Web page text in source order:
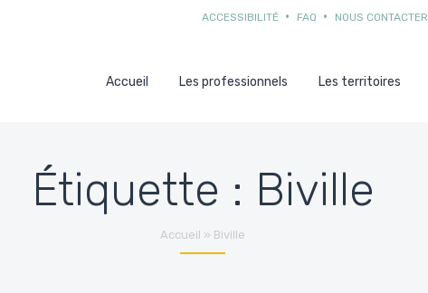
ACCESSIBILITÉ FAQ NOUS CONTACTER
Accueil Les professionnels Les territoires
Étiquette : Biville
Accueil » Biville